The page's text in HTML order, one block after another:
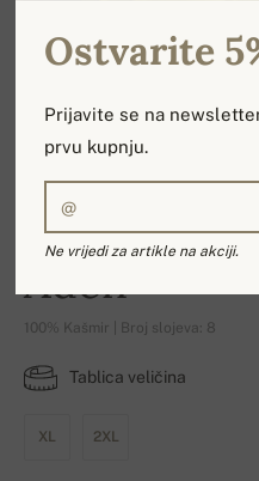
Aden
100% Kašmir | Broj slojeva: 8
Tablica veličina
XL 2XL
Ostvarite
Prijavite se na
prvu kupnju.
Ne vrijedi za artikle na akciji.